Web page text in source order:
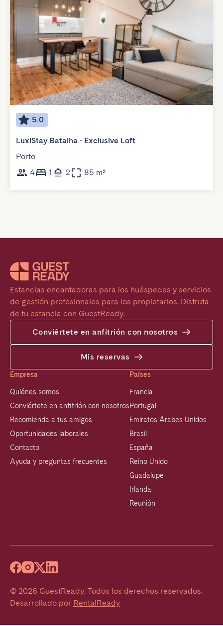
5.0
LuxiStay Batalha - Exclusive Loft
Porto
4
1 2 85 m²
Estancias encantadoras para los huéspedes y servicios
de gestión profesionales para los propietarios. Disfruta
de tu estancia con GuestReady.
Conviértete en anfitrión con nosotros
Mis reservas
Empresa
Quiénes somos
Conviértete en anfitrión con nosotros
Recomienda a tus amigos
Oportunidades laborales
Contacto
Ayuda y preguntas frecuentes
Países
Francia
Portugal
Emiratos Árabes Unidos
Brasil
España
Reino Unido
Guadalupe
Irlanda
Reunión
© 2026 GuestReady. Todos los derechos reservados.
Desarrollado por RentalReady